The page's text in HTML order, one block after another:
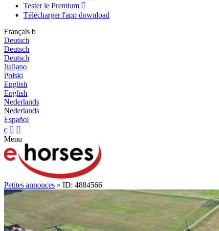
Tester le Premium 
Télécharger l'app download
Français b
Deutsch
Deutsch
Deutsch
Italiano
Polski
English
English
Nederlands
Nederlands
Español
c  
Menu
Petites annonces » ID: 4884566